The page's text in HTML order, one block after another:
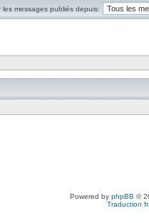
les messages publiés depuis:
Powered by phpBB ©
Traduction